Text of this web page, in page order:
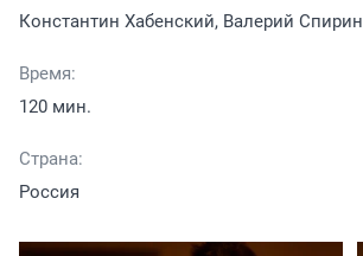
Константин Хабенский, Валерий Спирин
Время:
120 мин.
Страна:
Россия